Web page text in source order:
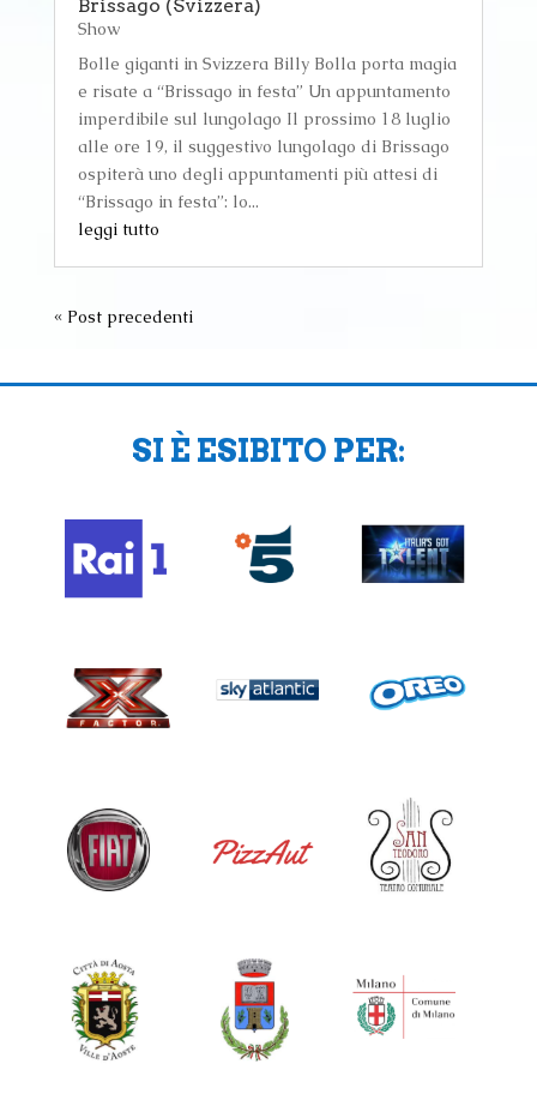
Brissago (Svizzera)
Show
Bolle giganti in Svizzera Billy Bolla porta magia
e risate a “Brissago in festa” Un appuntamento
imperdibile sul lungolago Il prossimo 18 luglio
alle ore 19, il suggestivo lungolago di Brissago
ospiterà uno degli appuntamenti più attesi di
“Brissago in festa”: lo...
leggi tutto
« Post precedenti
SI È ESIBITO PER: